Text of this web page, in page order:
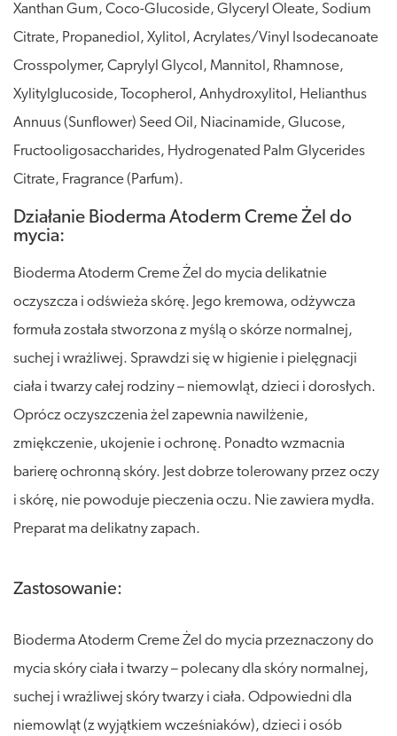
Xanthan Gum, Coco-Glucoside, Glyceryl Oleate, Sodium
Citrate, Propanediol, Xylitol, Acrylates/Vinyl Isodecanoate
Crosspolymer, Caprylyl Glycol, Mannitol, Rhamnose,
Xylitylglucoside, Tocopherol, Anhydroxylitol, Helianthus
Annuus (Sunflower) Seed Oil, Niacinamide, Glucose,
Fructooligosaccharides, Hydrogenated Palm Glycerides
Citrate, Fragrance (Parfum).
Działanie Bioderma Atoderm Creme Żel do
mycia:
Bioderma Atoderm Creme Żel do mycia delikatnie
oczyszcza i odświeża skórę. Jego kremowa, odżywcza
formuła została stworzona z myślą o skórze normalnej,
suchej i wrażliwej. Sprawdzi się w higienie i pielęgnacji
ciała i twarzy całej rodziny – niemowląt, dzieci i dorosłych.
Oprócz oczyszczenia żel zapewnia nawilżenie,
zmiękczenie, ukojenie i ochronę. Ponadto wzmacnia
barierę ochronną skóry. Jest dobrze tolerowany przez oczy
i skórę, nie powoduje pieczenia oczu. Nie zawiera mydła.
Preparat ma delikatny zapach.
Zastosowanie:
Bioderma Atoderm Creme Żel do mycia przeznaczony do
mycia skóry ciała i twarzy – polecany dla skóry normalnej,
suchej i wrażliwej skóry twarzy i ciała. Odpowiedni dla
niemowląt (z wyjątkiem wcześniaków), dzieci i osób